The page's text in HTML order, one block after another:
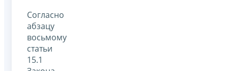
Согласно
абзацу
восьмому
статьи
15.1